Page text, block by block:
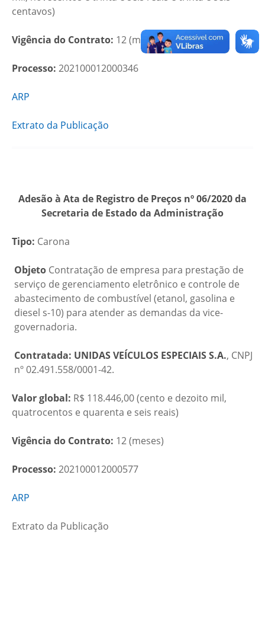
centavos)
Vigência do Contrato: 12 (meses)
Processo: 202100012000346
ARP
Extrato da Publicação
Adesão à Ata de Registro de Preços nº 06/2020 da
Secretaria de Estado da Administração
Tipo: Carona
Objeto Contratação de empresa para prestação de
serviço de gerenciamento eletrônico e controle de
abastecimento de combustível (etanol, gasolina e
diesel s-10) para atender as demandas da vice-
governadoria.
Contratada: UNIDAS VEÍCULOS ESPECIAIS S.A., CNPJ
nº 02.491.558/0001-42.
Valor global: R$ 118.446,00 (cento e dezoito mil,
quatrocentos e quarenta e seis reais)
Vigência do Contrato: 12 (meses)
Processo: 202100012000577
ARP
Extrato da Publicação